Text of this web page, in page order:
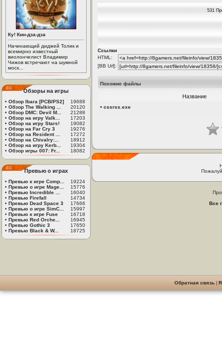
Ку! Кин-дза-дза
Начинающий диджей Толик и
всемирно известный
виолончелист Владимир
Чижов встречают на шумной
моск...
Обзоры на игры
• Обзор Ibara [PCB/PS2]
19688
• Обзор The Walking ...
20120
• Обзор DMC: Devil M...
21288
• Обзор на игру Valk...
17203
• Обзор на игру Stars!
19082
• Обзор на Far Cry 3
19276
• Обзор на Resident ...
17272
• Обзор на Chivalry:...
18912
• Обзор на игру Kerb...
19304
• Обзор игры 007: Fr... 18082
Превью о играх
• Превью к игре Comp...
19224
• Превью о игре Mage...
15776
• Превью Incredible ...
16040
• Превью Firefall
14734
• Превью Dead Space 3
17666
• Превью о игре SimC...
15997
• Превью к игре Fuse
16718
• Превью Red Orche...
16945
• Превью Gothic 3
17650
• Превью Black & W... 18725
531
Ссылки
HTML:
[BB Url]:
Похожие файлы
Название
• cssrss.exe
Все
Обратная связь